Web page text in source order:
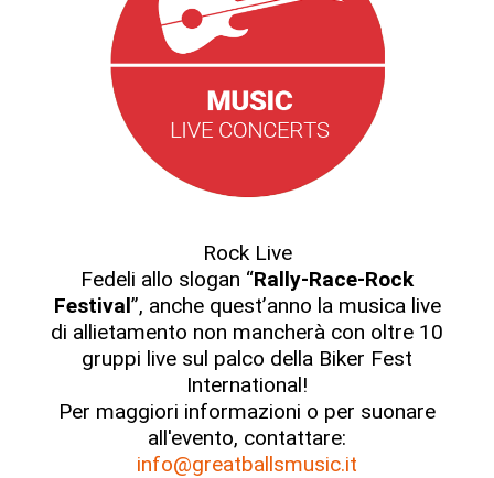
Rock Live
Fedeli allo slogan “Rally-Race-Rock
Festival”, anche quest’anno la musica live
di allietamento non mancherà con oltre 10
gruppi live sul palco della Biker Fest
International!
Per maggiori informazioni o per suonare
all'evento, contattare:
info@greatballsmusic.it